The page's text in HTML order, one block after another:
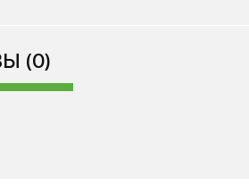
(0)